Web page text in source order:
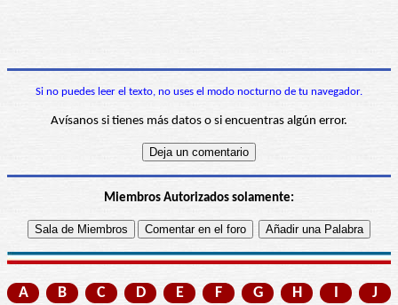
Si no puedes leer el texto, no uses el modo nocturno de tu navegador.
Avísanos si tienes más datos o si encuentras algún error.
Miembros Autorizados solamente:
A B C D E F G H I
J